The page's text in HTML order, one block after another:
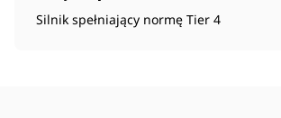
Silnik spełniający normę Tier 4